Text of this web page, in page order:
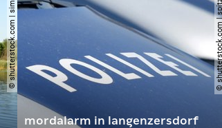
© shutterstock.com | simlinger ©
mordalarm in langenzersdorf